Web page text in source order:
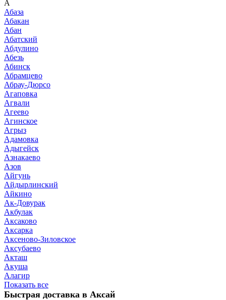
А
Абаза
Абакан
Абан
Абатский
Абдулино
Абезь
Абинск
Абрамцево
Абрау-Дюрсо
Агаповка
Агвали
Агеево
Агинское
Агрыз
Адамовка
Адыгейск
Азнакаево
Азов
Айгунь
Айдырлинский
Айкино
Ак-Довурак
Акбулак
Аксаково
Аксарка
Аксеново-Зиловское
Аксубаево
Акташ
Акуша
Алагир
Показать все
Быстрая доставка в Аксай